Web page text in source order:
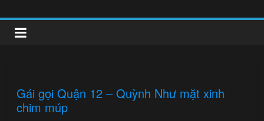
to
content
clipnonglive.com
Gái gọi Quận 12 – Quỳnh Như mặt xinh
chim múp